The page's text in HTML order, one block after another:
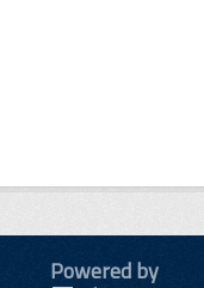
Powered by